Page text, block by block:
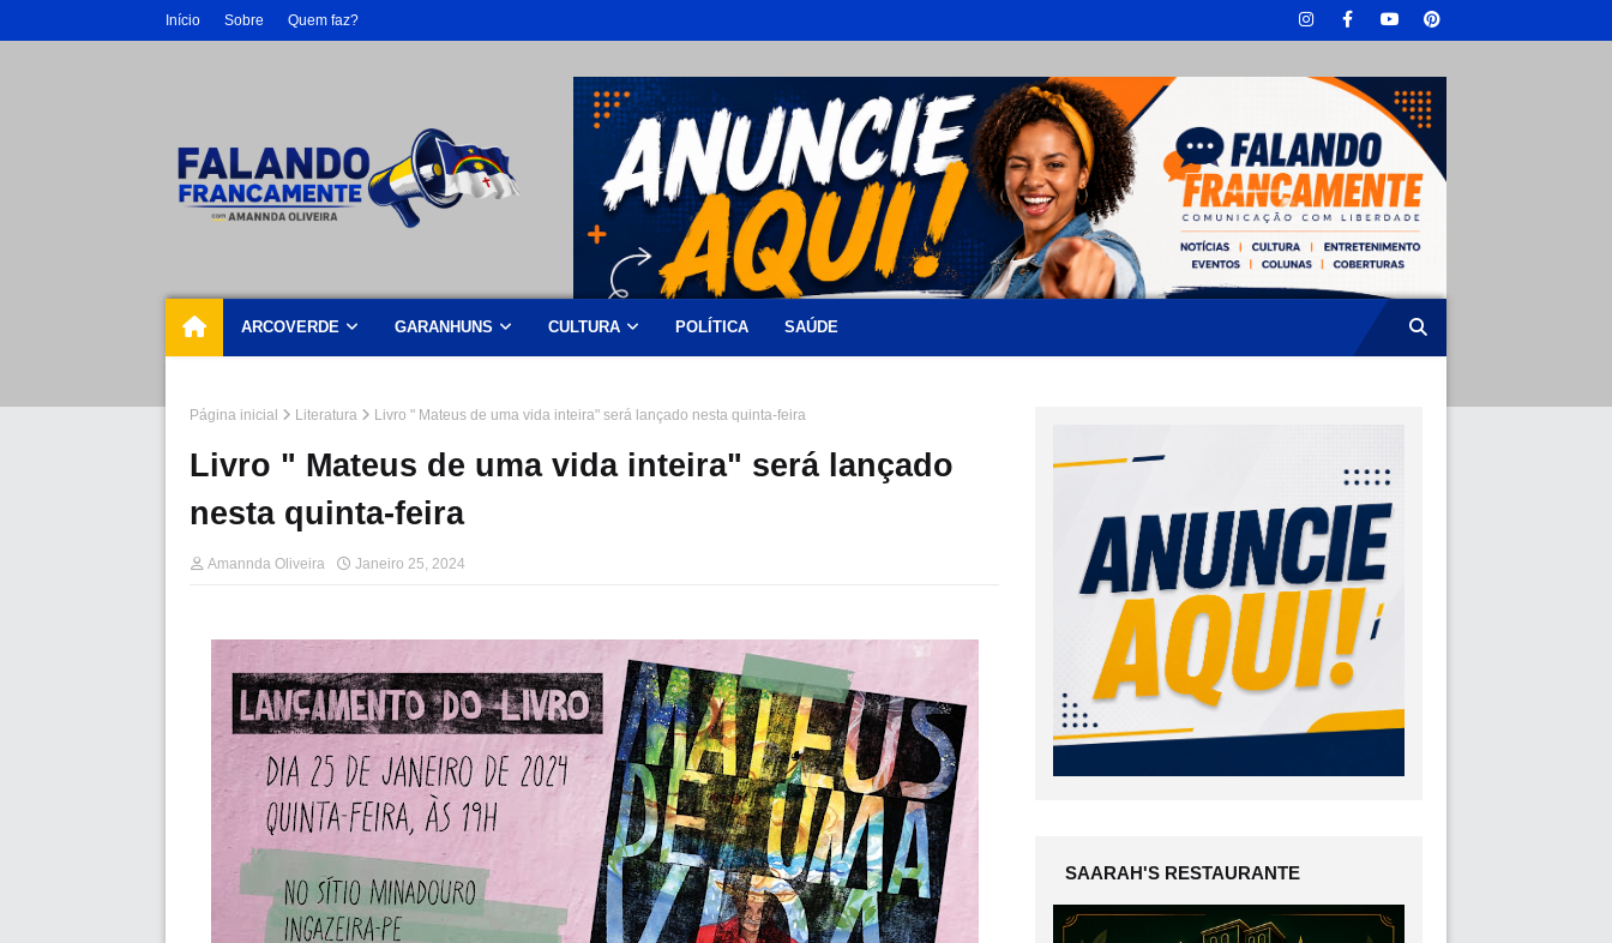
Início Sobre Quem faz?
ARCOVERDE GARANHUNS CULTURA POLÍTICA SAÚDE
Página inicial Literatura Livro " Mateus de uma vida inteira" será lançado nesta quinta-feira
Livro " Mateus de uma vida inteira" será lançado
nesta quinta-feira
Amannda Oliveira Janeiro 25, 2024
SAARAH'S RESTAURANTE